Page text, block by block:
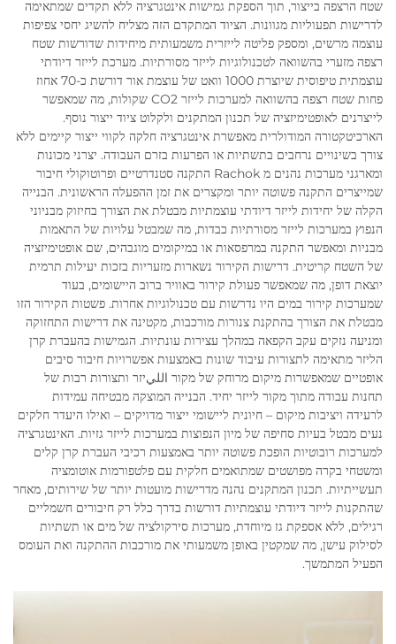
שטח הרצפה בייצור, תוך הספקת גמישות אינטגרציה ללא תקדים שמתאימה
לדרישות תפעוליות מגוונות. הציוד המתקדם הזה מצליח להשיג יחסי צפיפות
עוצמה מרשים, ומספק פליטה לייזרית משמעותית מיחידות שדורשות שטח
רצפה מזערי בהשוואה לטכנולוגיות לייזר מסורתיות. מערכת לייזר דיודתי
עוצמתית טיפוסית שיוצרת 1000 וואט של עוצמת אור דורשת כ-70 אחוז
פחות שטח רצפה בהשוואה למערכות לייזר CO2 שקולות, מה שמאפשר
לייצרנים לאופטימיזציה של תכנון המתקנים ולקלוט ציוד ייצור נוסף.
הארכיטקטורה המודולרית מאפשרת אינטגרציה חלקה לקווי ייצור קיימים ללא
צורך בשינויים נרחבים בתשתיות או הפרעות בזרם העבודה. יצרני מכונות
ומארגני מערכות נהנים מ Rachok התקנה סטנדרטיים ופרוטוקולי חיבור
שמייצרים התקנה פשוטה יותר ומקצרים את זמן ההפעלה הראשונית. הבנייה
הקלה של יחידות לייזר דיודתי עוצמתיות מבטלת את הצורך בחיזוק מבניוני
הנפוץ במערכות לייזר מסורתיות כבדות, מה שמבטל עלויות של התאמות
מבניות ומאפשר התקנה במרפסאות או במיקומים מוגבהים, שם אופטימיזציה
של השטח קריטית. דרישות הקירור נשארות מזעריות בזכות יעילות תרמית
יוצאת דופן, מה שמאפשר פעולת קירור באוויר ברוב היישומים, בעוד
שמערכות קירור במים היו נדרשות עם טכנולוגיות אחרות. פשטות הקירור הזו
מבטלת את הצורך בהתקנת צנורות מורכבות, מקטינה את דרישות התחזוקה
ומניעה נזקים עקב הקפאה במהלך עצירות עונתיות. הגמישות בהעברת קרן
הליזר מתאימה לתצורות עיבוד שונות באמצעות אפשרויות חיבור סיבים
אופטיים שמאפשרות מיקום מרוחק של מקור الليיזר ותצורות רבות של
תחנות עבודה מתוך מקור לייזר יחיד. הבנייה המוצקה מבטיחה עמידות
לרעידה ויציבות מיקום – חיונית ליישומי ייצור מדויקים – ואילו היעדר חלקים
נעים מבטל בעיות סחיפה של מיון הנפוצות במערכות לייזר גזיות. האינטגרציה
למערכות רובוטיות הופכת פשוטה יותר באמצעות רכיבי העברת קרן קלים
ומשטחי בקרה מפושטים שמתואמים חלקית עם פלטפורמות אוטומציה
תעשייתיות. תכנון המתקנים נהנה מדרישות מועטות יותר של שירותים, מאחר
שהתקנות לייזר דיודתי עוצמתיות דורשות בדרך כלל רק חיבורים חשמליים
רגילים, ללא אספקת גז מיוחדת, מערכות סירקולציה של מים או תשתיות
לסילוק עישן, מה שמקטין באופן משמעותי את מורכבות ההתקנה ואת העומס
הפעיל המתמשך.